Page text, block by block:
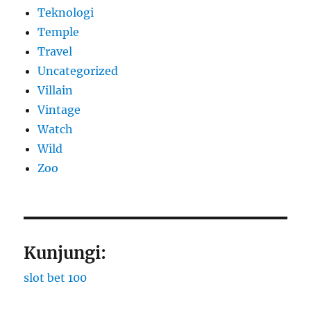
Teknologi
Temple
Travel
Uncategorized
Villain
Vintage
Watch
Wild
Zoo
Kunjungi:
slot bet 100